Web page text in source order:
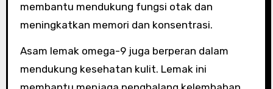
membantu mendukung fungsi otak dan
meningkatkan memori dan konsentrasi.
Asam lemak omega-9 juga berperan dalam
mendukung kesehatan kulit. Lemak ini